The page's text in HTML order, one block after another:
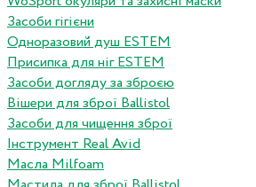
Засоби гігієни
Одноразовий душ ESTEM
Присипка для ніг ESTEM
Засоби догляду за зброєю
Вішери для зброї Ballistol
Засоби для чищення зброї
Інструмент Real Avid
Масла Milfoam